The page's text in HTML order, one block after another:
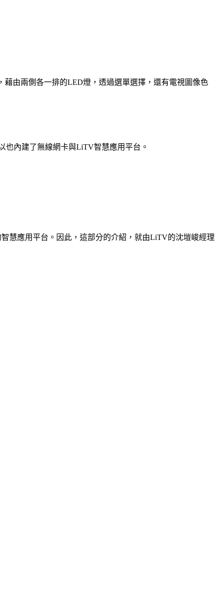
藉由兩側各一排的LED燈，透過選單選擇，還有電視圖像色
也內建了無線網卡與LiTV智慧應用平台。
慧應用平台。因此，這部分的介紹，就由LiTV的沈塏峻經理